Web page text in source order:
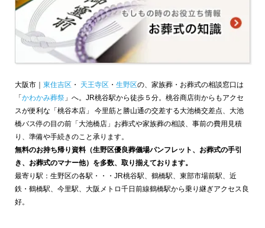
大阪市｜ 東住吉区 ・ 天王寺区 ・ 生野区の、家族葬・お葬式の相談窓口は
「かわかみ葬祭 」へ。JR桃谷駅から徒歩５分。桃谷商店街からもアクセ
スが便利な「桃谷本店」 今里筋と勝山通の交差する大池橋交差点、大池
橋バス停の目の前「大池橋店」お葬式や家族葬の相談、事前の費用見積
り、準備や手続きのこと承ります。
無料のお持ち帰り資料（生野区優良葬儀場パンフレット、お葬式の手引
き、お葬式のマナー他）を多数、取り揃えております。
最寄り駅：生野区の各駅・・・JR桃谷駅、鶴橋駅、東部市場前駅、近
鉄・鶴橋駅、今里駅、大阪メトロ千日前線鶴橋駅から乗り継ぎアクセス良
好。